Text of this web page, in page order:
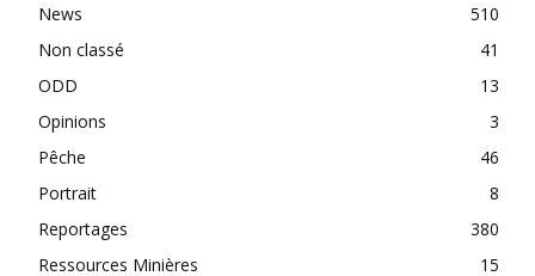
News
510
Non classé
41
ODD
13
Opinions
3
Pêche
46
Portrait
8
Reportages
380
Ressources Minières
15